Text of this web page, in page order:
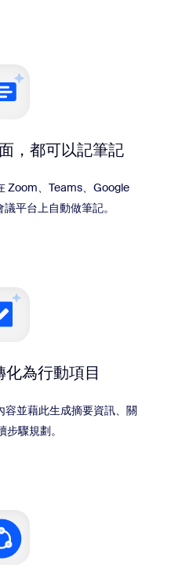
，都可以記筆記
Zoom、Teams、Google
平台上自動做筆記。
為行動項目
容並藉此生成摘要資訊、關
驟規劃。